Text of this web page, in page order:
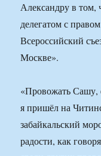
Александру в том,
делегатом с
Всероссийский
Москве».
«Провожать Сашу,
я пришёл на
забайкальский
радости, как